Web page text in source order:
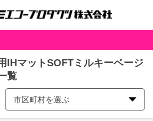
IHマットSOFTミルキーベージ
覧
市区町村を選ぶ